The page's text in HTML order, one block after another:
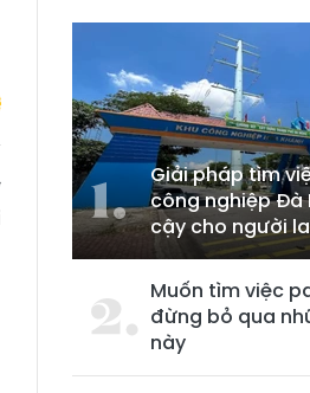
Giải pháp tìm
công nghiệp Đà
cậy cho người
Muốn tìm việc
đừng bỏ qua
này